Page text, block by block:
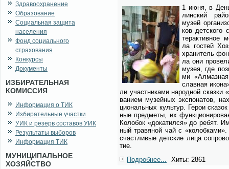
Здравоохранение
Образование
Социальная защита
населения
Фонд социального
страхования
Конкурсы
Документы
ИЗБИРАТЕЛЬНАЯ
КОМИССИЯ
Информация о ТИК
Избирательные участки
УИК и резерв составов УИК
Результаты выборов
Информация ТИК
МУНИЦИПАЛЬНОЕ
ХОЗЯЙСТВО
1 июня, в
лин­ский
му­зей
ков дет­ско­го
тер­ак­тив­ное
ла го­стей
хра­ни­тель
ла они
му­зея, где
ми
слав­ная
ли участ­ни­ка­ми на­род­ной сказ­ки
ва­ни­ем му­зей­ных экс­по­на­тов,
цио­наль­ных куль­тур. Ге­рои
ные пред­ме­ты, их
Ко­ло­бок «до­ка­тил­ся» до ре­бят.
ный тра­вя­ной чай с
счаст­ли­вые дет­ские ли­ца
тие.
Подробнее...
Хиты: 2861